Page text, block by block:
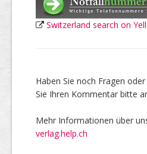
Switzerland search on
Haben Sie noch Fragen
Sie Ihren Kommentar bitte
Mehr Informationen über
verlag.help.ch